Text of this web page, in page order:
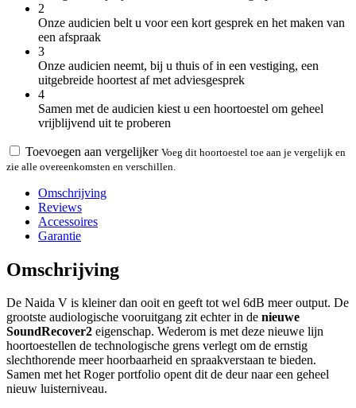
2
Onze audicien belt u voor een kort gesprek en het maken van
een afspraak
3
Onze audicien neemt, bij u thuis of in een vestiging, een
uitgebreide hoortest af met adviesgesprek
4
Samen met de audicien kiest u een hoortoestel om geheel
vrijblijvend uit te proberen
Toevoegen aan vergelijker Voeg dit hoortoestel toe aan je vergelijk en
zie alle overeenkomsten en verschillen.
Omschrijving
Reviews
Accessoires
Garantie
Omschrijving
De Naida V is kleiner dan ooit en geeft tot wel 6dB meer output. De
grootste audiologische vooruitgang zit echter in de nieuwe
SoundRecover2 eigenschap. Wederom is met deze nieuwe lijn
hoortoestellen de technologische grens verlegt om de ernstig
slechthorende meer hoorbaarheid en spraakverstaan te bieden.
Samen met het Roger portfolio opent dit de deur naar een geheel
nieuw luisterniveau.